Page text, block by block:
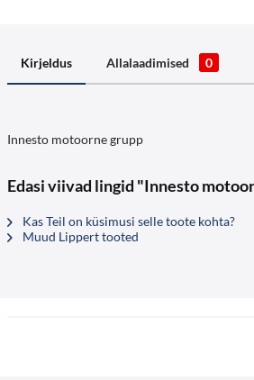
Kirjeldus Allalaadimised 0
Innesto motoorne grupp
Edasi viivad lingid "Innesto
Kas Teil on küsimusi selle toote kohta?
Muud Lippert tooted